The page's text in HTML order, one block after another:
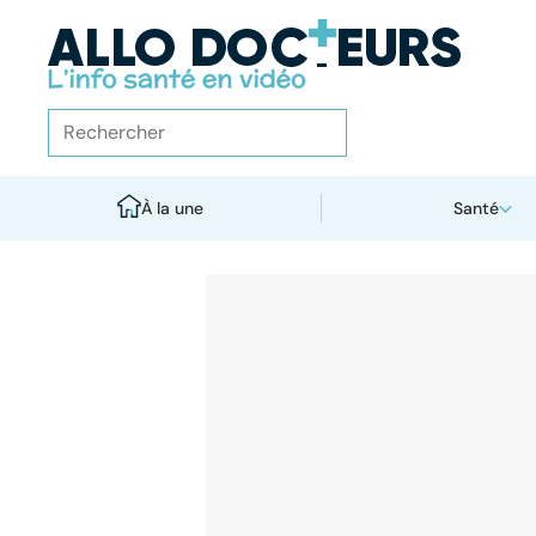
À la une Santé